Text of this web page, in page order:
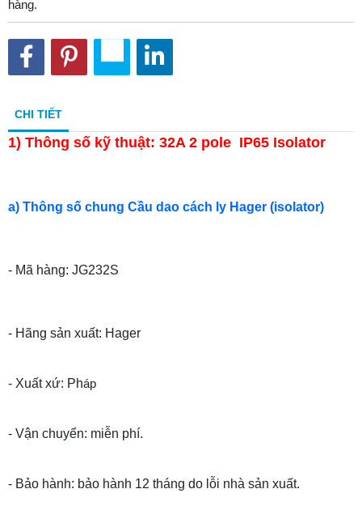
hàng.
CHI TIẾT
1) Thông số kỹ thuật: 32A 2 pole IP65 Isolator
a) Thông số chung Cầu dao cách ly Hager (isolator)
- Mã hàng: JG232S
- Hãng sản xuất: Hager
- Xuất xứ: Pháp
- Vận chuyển: miễn phí.
- Bảo hành: bảo hành 12 tháng do lỗi nhà sản xuất.